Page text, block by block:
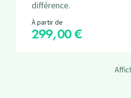
différence.
À partir de
Prix
299,00 €